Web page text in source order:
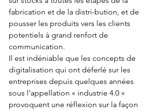
fabrication et de la distri-bution, et de
pousser les produits vers les clients
potentiels à grand renfort de
communication.
Il est indéniable que les concepts de
digitalisation qui ont déferlé sur les
entreprises depuis quelques années
sous l'appellation « industrie 4.0 »
provoquent une réflexion sur la façon